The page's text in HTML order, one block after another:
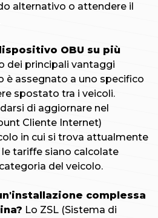
alternativo o attendere il
OBU su più
dei principali vantaggi
è assegnato a uno specifico
spostato tra i veicoli.
di aggiornare nel
Cliente Internet)
in cui si trova attualmente
tariffe siano calcolate
del veicolo.
complessa
Lo ZSL (Sistema di